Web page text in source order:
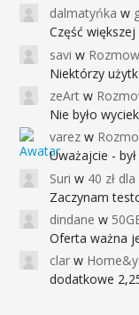
dalmatyńka w
Część
savi w Rozmowy
Niektórzy
zeArt w
Nie było wycieku
varez w
Uważajcie - był
Suri w 40 zł dla nowych
Zaczynam
dindane w 50GB,
Oferta ważna
clar w Home&you
dodatkowe